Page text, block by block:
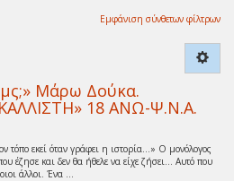
Εμφάνιση σύνθετων φίλτρων
Μάρω Δούκα.
18 ΑΝΩ-Ψ.Ν.Α.
τόπο εκεί όταν γράφει η ιστορία…» Ο μονόλογος
έζησε και δεν θα ήθελε να είχε ζήσει… Αυτό που
άλλοι. Ένα ...